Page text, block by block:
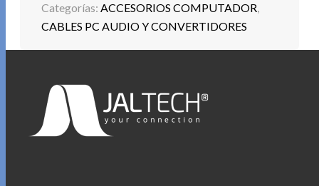
Categorías:ACCESORIOS COMPUTADOR,
CABLES PC AUDIO Y CONVERTIDORES